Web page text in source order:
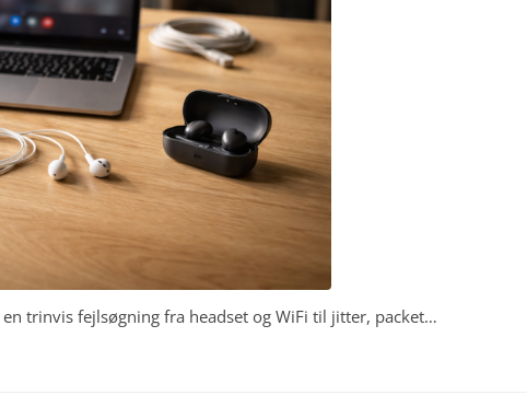
trinvis fejlsøgning fra headset og WiFi til jitter, packet…